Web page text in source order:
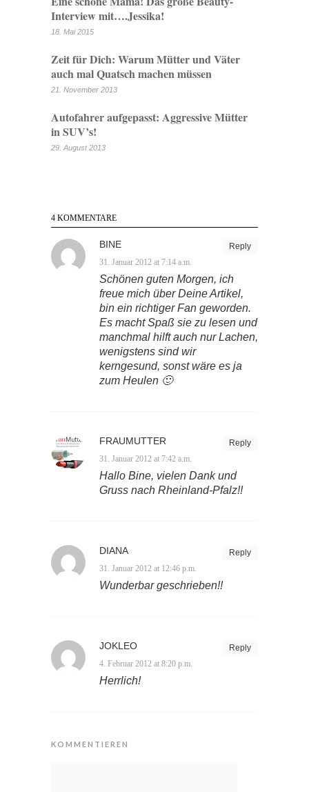
Interview mit….Jessika!
18. Mai 2015
Zeit für Dich: Warum Mütter und Väter
auch mal Quatsch machen müssen
21. November 2013
Autofahrer aufgepasst: Aggressive Mütter
in SUV’s!
29. August 2013
4 KOMMENTARE
Reply
BINE
31. Januar 2012 at 7:14 a.m.
Schönen guten Morgen, ich
freue mich über Deine Artikel,
bin ein richtiger Fan geworden.
Es macht Spaß sie zu lesen und
manchmal hilft auch nur Lachen,
wenigstens sind wir
kerngesund, sonst wäre es ja
zum Heulen 🙂
Reply
FRAUMUTTER
31. Januar 2012 at 7:42 a.m.
Hallo Bine, vielen Dank und
Gruss nach Rheinland-Pfalz!!
Reply
DIANA
31. Januar 2012 at 12:46 p.m.
Wunderbar geschrieben!!
Reply
JOKLEO
4. Februar 2012 at 8:20 p.m.
Herrlich!
KOMMENTIEREN